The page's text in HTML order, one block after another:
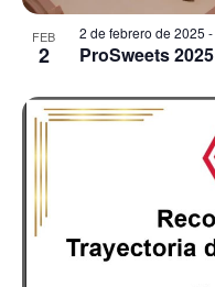
FEB
2 ProSweets 2025
2 de febrero de 2025 -